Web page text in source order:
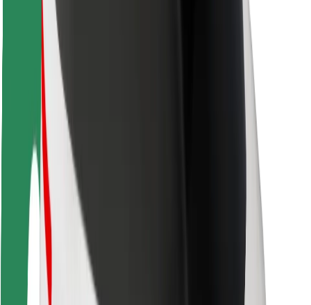
Ασφάλεια
Ασφάλεια οδηγών
Ασφάλεια σκούτερ
Εργαστήριο ασφάλειας
Πόλεις
Τοποθεσίες
Λύσεις για την πόλη
Αεροδρόμια
Bolt Αποβάθρες Φόρτισης
Υποστήριξη